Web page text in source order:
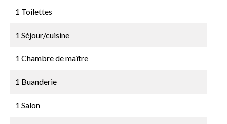
1 Toilettes
1 Séjour/cuisine
1 Chambre de maître
1 Buanderie
1 Salon